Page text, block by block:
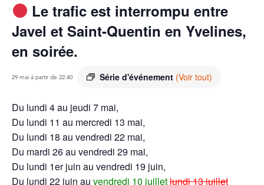
Le trafic est interrompu entre
Javel et Saint-Quentin en Yvelines,
en soirée.
29 mai à partir de 22:40 Série d'événement (Voir tout)
Du lundi 4 au jeudi 7 mai,
Du lundi 11 au mercredi 13 mai,
Du lundi 18 au vendredi 22 mai,
Du mardi 26 au vendredi 29 mai,
Du lundi 1er juin au vendredi 19 juin,
Du lundi 22 juin au vendredi 10 juilletlundi 13 juillet